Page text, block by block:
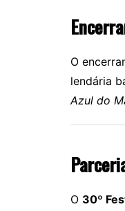
O
lendária
Azul do
O 30º